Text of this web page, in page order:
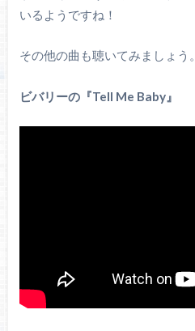
いるようですね！
その他の曲も聴いてみましょう。
ビバリーの『Tell Me Baby』